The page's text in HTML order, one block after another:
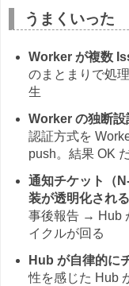
うまくいった
Worker が複数
のまとまりで処
生
Worker の独断設
認証方式を
push。結果 OK
通知チケット（
装が透明化される
事後報告 → Hub
イクルが回る
Hub が自律的に
性を感じた Hub